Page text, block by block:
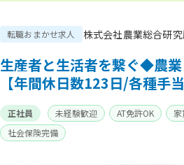
転職おまかせ求人 株式会社農業総合研
生産者と生活者を繋ぐ◆農
【年間休日数123日/各種手
正社員 未経験歓迎 AT免許OK
社会保険完備